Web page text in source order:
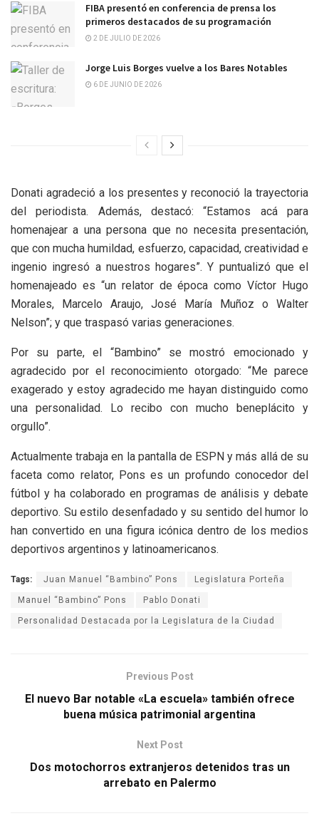
FIBA presentó en conferencia de prensa los
primeros destacados de su programación
2 DE JULIO DE 2026
Jorge Luis Borges vuelve a los Bares Notables
6 DE JUNIO DE 2026
Donati agradeció a los presentes y reconoció la trayectoria
del periodista. Además, destacó: “Estamos acá para
homenajear a una persona que no necesita presentación,
que con mucha humildad, esfuerzo, capacidad, creatividad e
ingenio ingresó a nuestros hogares”. Y puntualizó que el
homenajeado es “un relator de época como Víctor Hugo
Morales, Marcelo Araujo, José María Muñoz o Walter
Nelson”; y que traspasó varias generaciones.
Por su parte, el “Bambino” se mostró emocionado y
agradecido por el reconocimiento otorgado: “Me parece
exagerado y estoy agradecido me hayan distinguido como
una personalidad. Lo recibo con mucho beneplácito y
orgullo”.
Actualmente trabaja en la pantalla de ESPN y más allá de su
faceta como relator, Pons es un profundo conocedor del
fútbol y ha colaborado en programas de análisis y debate
deportivo. Su estilo desenfadado y su sentido del humor lo
han convertido en una figura icónica dentro de los medios
deportivos argentinos y latinoamericanos.
Tags: Juan Manuel “Bambino” Pons Legislatura Porteña
Manuel “Bambino” Pons Pablo Donati
Personalidad Destacada por la Legislatura de la Ciudad
Previous Post
El nuevo Bar notable «La escuela» también ofrece
buena música patrimonial argentina
Next Post
Dos motochorros extranjeros detenidos tras un
arrebato en Palermo